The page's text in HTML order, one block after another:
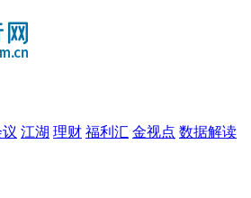
江湖 理财 福利汇 金视点 数据解读